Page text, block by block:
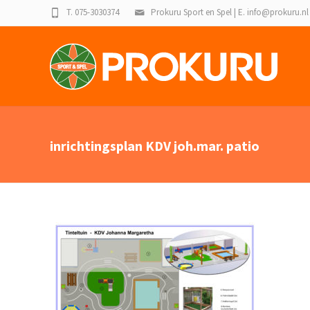
Prokuru Sport en Spel | E. info@prokuru.nl
T. 075-3030374
inrichtingsplan KDV joh.mar. patio